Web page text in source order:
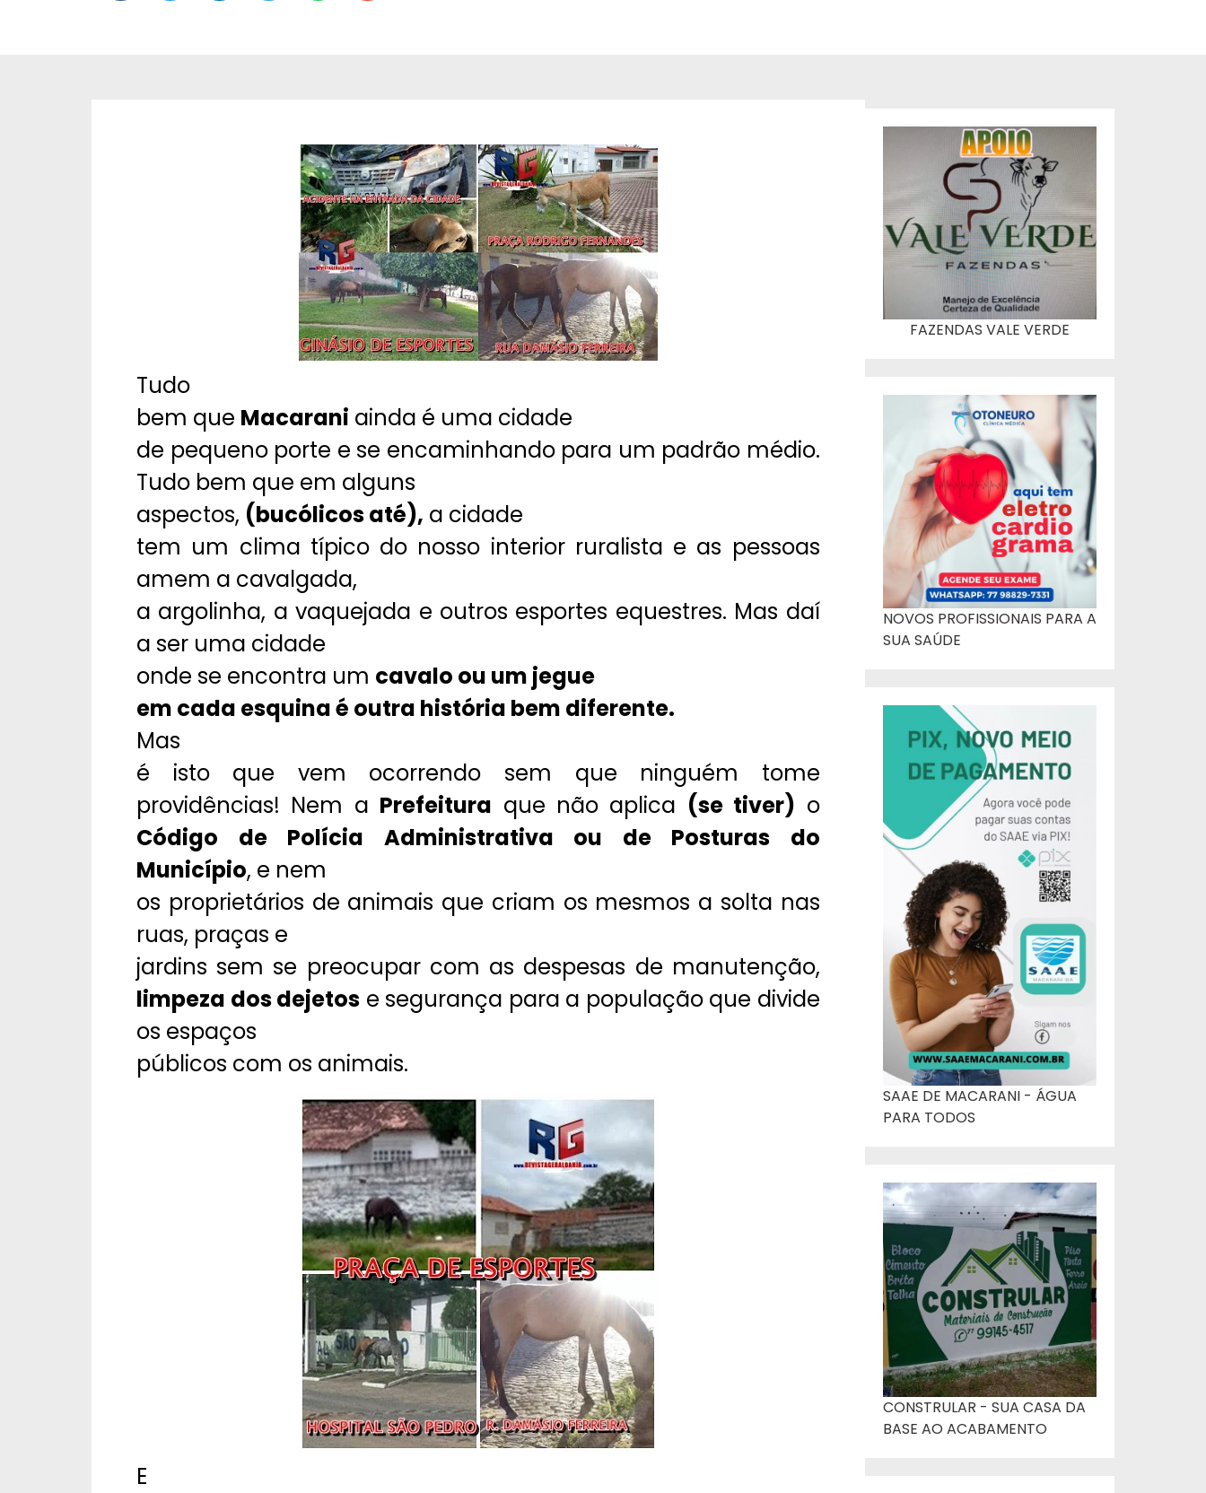
Tudo
bem que Macarani ainda é uma cidade
de pequeno porte e se encaminhando para um padrão médio.
Tudo bem que em alguns
aspectos, (bucólicos até), a cidade
tem um clima típico do nosso interior ruralista e as pessoas
amem a cavalgada,
a argolinha, a vaquejada e outros esportes equestres. Mas daí
a ser uma cidade
onde se encontra um cavalo ou um jegue
em cada esquina é outra história bem diferente.
Mas
é isto que vem ocorrendo sem que ninguém tome
providências! Nem a Prefeitura que não aplica (se tiver) o
Código de Polícia Administrativa ou de Posturas do
Município, e nem
os proprietários de animais que criam os mesmos a solta nas
ruas, praças e
jardins sem se preocupar com as despesas de manutenção,
limpeza dos dejetos e segurança para a população que divide
os espaços
públicos com os animais.
E
FAZENDAS VALE VERDE
NOVOS PROFISSIONAIS PARA A
SUA SAÚDE
SAAE DE MACARANI - ÁGUA
PARA TODOS
CONSTRULAR - SUA CASA DA
BASE AO ACABAMENTO